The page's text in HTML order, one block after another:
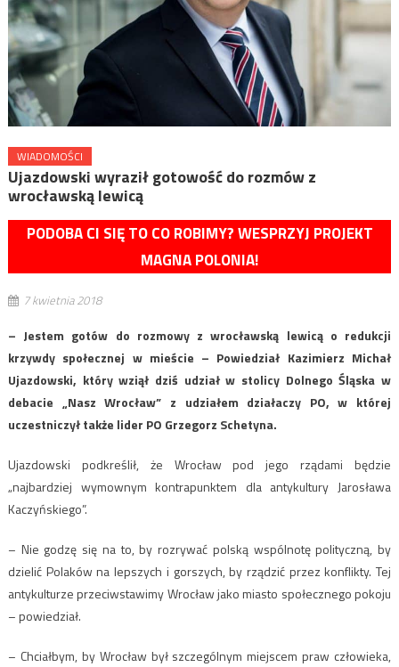
WIADOMOŚCI
Ujazdowski wyraził gotowość do rozmów z
wrocławską lewicą
PODOBA CI SIĘ TO CO ROBIMY? WESPRZYJ PROJEKT
MAGNA POLONIA!
7 kwietnia 2018
– Jestem gotów do rozmowy z wrocławską lewicą o redukcji
krzywdy społecznej w mieście – Powiedział Kazimierz Michał
Ujazdowski, który wziął dziś udział w stolicy Dolnego Śląska w
debacie „Nasz Wrocław” z udziałem działaczy PO, w której
uczestniczył także lider PO Grzegorz Schetyna.
Ujazdowski podkreślił, że Wrocław pod jego rządami będzie
„najbardziej wymownym kontrapunktem dla antykultury Jarosława
Kaczyńskiego”.
– Nie godzę się na to, by rozrywać polską wspólnotę polityczną, by
dzielić Polaków na lepszych i gorszych, by rządzić przez konflikty. Tej
antykulturze przeciwstawimy Wrocław jako miasto społecznego pokoju
– powiedział.
– Chciałbym, by Wrocław był szczególnym miejscem praw człowieka,